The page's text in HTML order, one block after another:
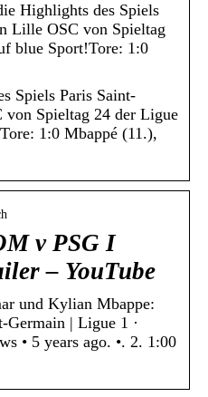
Highlights des Spiels
Lille OSC von Spieltag
blue Sport!Tore: 1:0
Spiels Paris Saint-
von Spieltag 24 der Ligue
1:0 Mbappé (11.),
v PSG I
– YouTube
und Kylian Mbappe:
Germain | Ligue 1 ·
• 5 years ago. •. 2. 1:00